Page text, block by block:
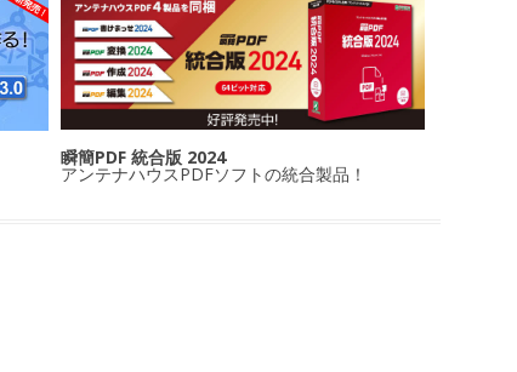
瞬簡PDF 統合版 2024
アンテナハウスPDFソフトの統合製品！